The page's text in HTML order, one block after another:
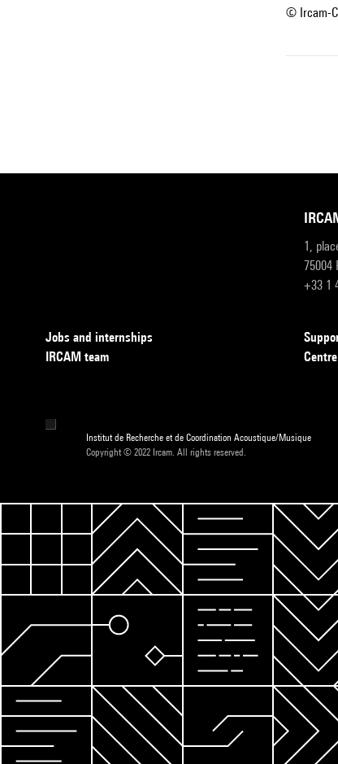
© Ircam-
1,
75004
+33 1
Jobs and internships
IRCAM team
Institut de Recherche et de Coordination Acoustique/Musique
Copyright © 2022 Ircam. All rights reserved.